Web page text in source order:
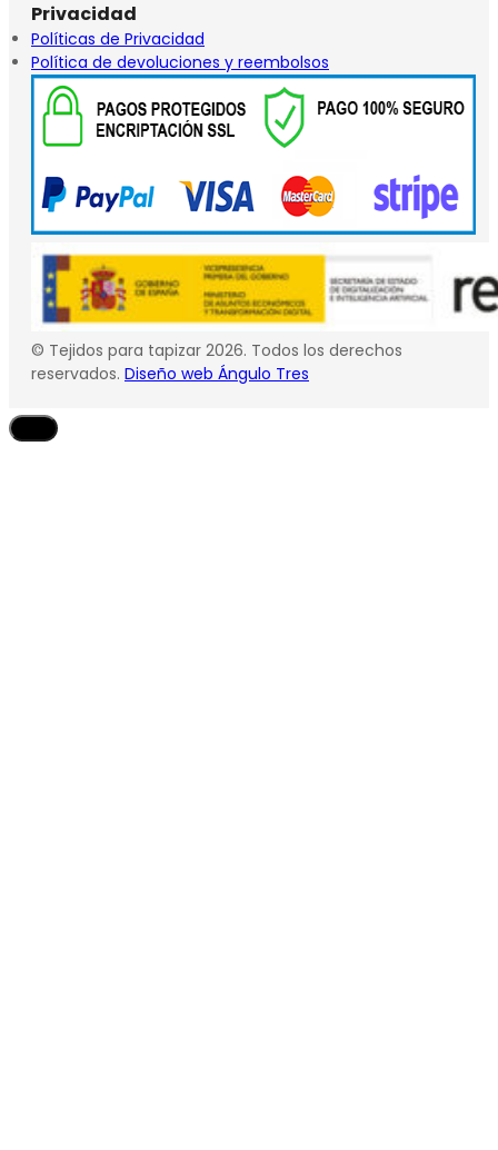
Privacidad
Políticas de Privacidad
Política de devoluciones y reembolsos
© Tejidos para tapizar 2026. Todos los derechos
reservados. Diseño web Ángulo Tres